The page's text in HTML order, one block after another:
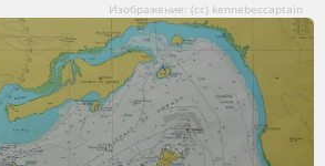
Изображение: (cc) kennebeccaptain